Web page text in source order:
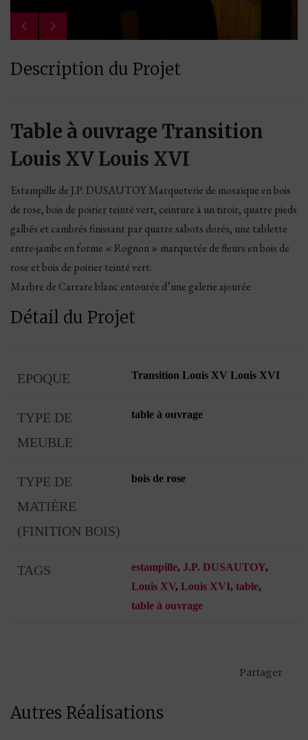
Description du Projet
Table à ouvrage Transition
Louis XV Louis XVI
Estampille de J.P. DUSAUTOY Marqueterie de mosaïque en bois
de rose, bois de poirier teinté vert, ceinture à un tiroir, quatre pieds
galbés et cambrés finissant par quatre sabots dorés, une tablette
entre-jambe en forme « Rognon » marquetée de fleurs en bois de
rose et bois de poirier teinté vert.
Marbre de Carrare blanc entourée d’une galerie ajourée
Détail du Projet
EPOQUE Transition Louis XV Louis XVI
TYPE DE
MEUBLE
table à ouvrage
TYPE DE
MATIÈRE
(FINITION BOIS)
bois de rose
TAGS estampille, J.P. DUSAUTOY,
Louis XV, Louis XVI, table,
table à ouvrage
Partager
Autres Réalisations